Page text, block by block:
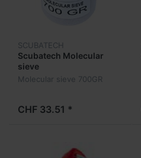
SCUBATECH
Scubatech Molecular
sieve
Molecular sieve 700GR
CHF 33.51 *